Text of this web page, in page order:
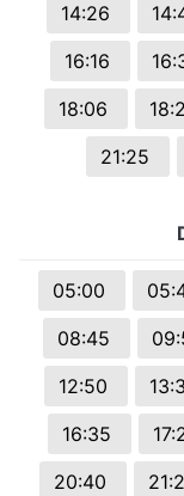
14:26
16:16
18:06
21:25
05:00
08:45
12:50
16:35
20:40